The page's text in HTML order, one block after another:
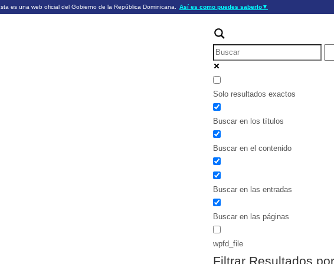
es una web oficial del Gobierno de la República Dominicana. Así es como puedes saberlo▼
utilizan .gob.do o .gov.do
Los sitios web oficiales .gob.do o .gov.do seguros utilizan
https://
un sitio seguro dentro de .gob.do o .gov.do. Comparte
información confidencial sólo en los sitios seguros de .gob.do
Solo resultados exactos
Buscar en los títulos
Buscar en el contenido
Buscar en las entradas
Buscar en las páginas
wpfd_file
Filtrar Resultados por